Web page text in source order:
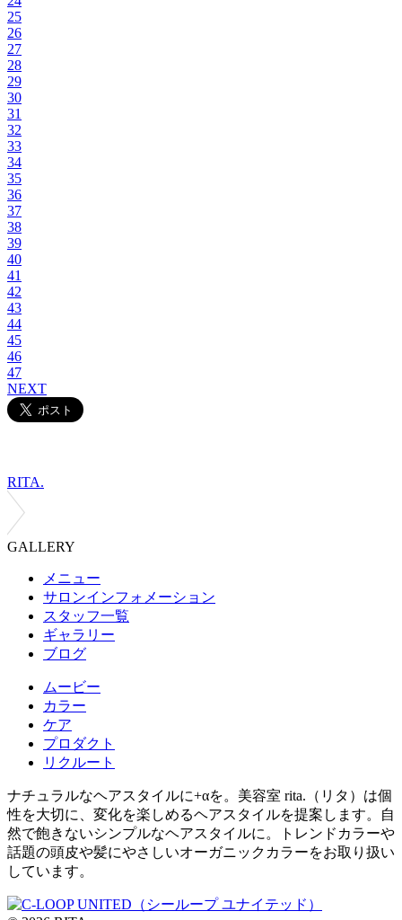
25
26
27
28
29
30
31
32
33
34
35
36
37
38
39
40
41
42
43
44
45
46
47
NEXT
RITA.
GALLERY
メニュー
サロンインフォメーション
スタッフ一覧
ギャラリー
ブログ
ムービー
カラー
ケア
プロダクト
リクルート
ナチュラルなヘアスタイルに+αを。美容室 rita.（リタ）は個
性を大切に、変化を楽しめるヘアスタイルを提案します。自
然で飽きないシンプルなヘアスタイルに。トレンドカラーや
話題の頭皮や髪にやさしいオーガニックカラーをお取り扱い
しています。